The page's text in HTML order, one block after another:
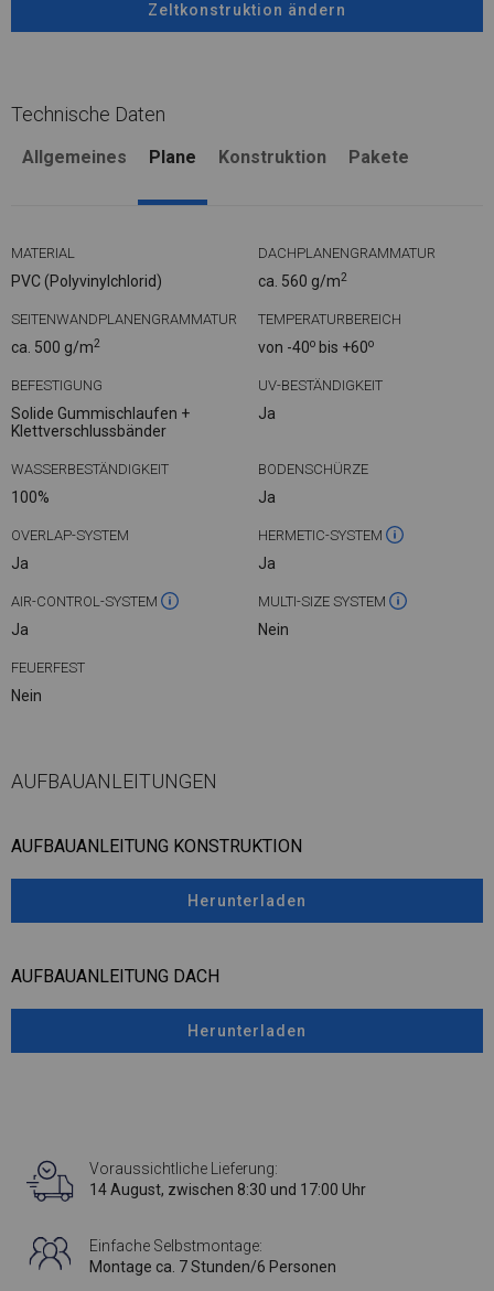
Zeltkonstruktion ändern
Technische Daten
Allgemeines Plane Konstruktion Pakete
MATERIAL
PVC (Polyvinylchlorid)
DACHPLANENGRAMMATUR
ca. 560 g/m2
SEITENWANDPLANENGRAMMATUR
ca. 500 g/m2
TEMPERATURBEREICH
von -40o bis +60o
BEFESTIGUNG
Solide Gummischlaufen +
Klettverschlussbänder
UV-BESTÄNDIGKEIT
Ja
WASSERBESTÄNDIGKEIT
100%
BODENSCHÜRZE
Ja
OVERLAP-SYSTEM
Ja
HERMETIC-SYSTEM
Ja
AIR-CONTROL-SYSTEM
Ja
MULTI-SIZE SYSTEM
Nein
FEUERFEST
Nein
AUFBAUANLEITUNGEN
AUFBAUANLEITUNG KONSTRUKTION
Herunterladen
AUFBAUANLEITUNG DACH
Herunterladen
Voraussichtliche Lieferung:
14 August, zwischen 8:30 und 17:00 Uhr
Einfache Selbstmontage:
Montage ca. 7 Stunden/6 Personen